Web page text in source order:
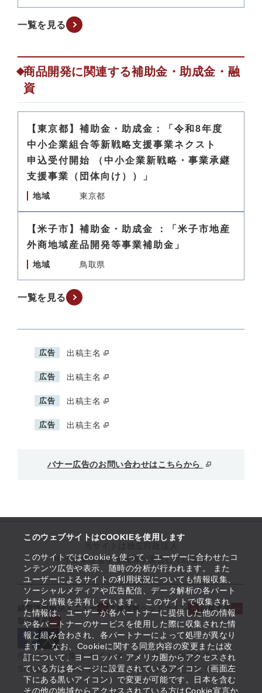
このウェブサイトはCOOKIEを使用します
このサイトではCookieを使って、ユーザーに合わせたコ
ンテンツ広告や表示、随時の分析が行われます。 また
ユーザーによるサイトの利用状況についても情報収集、
ソーシャルメディアや広告配信、データ解析の各パート
ナーと情報を共有しています。 このサイトで収集され
た情報は、ユーザーが各パートナーに提供した他の情報
や各パートナーのサービスを使用した際に収集された情
報と組み合わされ、各パートナーによって処理が異なり
ます。 なお、Cookieに関する同意内容の変更または改
訂について、ヨーロッパ・アメリカ圏からアクセスされ
ている方は各ページに設置されているアイコン（画面左
下にある黒いアイコン）で変更が可能です。日本を含む
その他の地域からアクセスされている方はCookie宣言か
一覧を見る
商品開発に関連する補助金・助成金・融
資
【東京都】補助金・助成金：「令和8年度
中小企業組合等新戦略支援事業ネクスト
申込受付開始 （中小企業新戦略・事業承継
支援事業（団体向け））」
地域 東京都
【米子市】補助金・助成金 ：「米子市地産
外商地域産品開発等事業補助金」
地域 鳥取県
一覧を見る
広告 出稿主名
広告 出稿主名
広告 出稿主名
広告 出稿主名
バナー広告のお問い合わせはこちらから
中小企業基盤整備機構が運営しています
経営課題解決メニュー 支援情報ヘッドライン
起業支援
取組事例
役立つリンク集 サイトマップ
サイト利用条件
SNS公式アカウント一覧
ウェブアクセシビリティ